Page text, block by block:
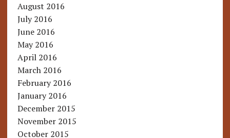
August 2016
July 2016
June 2016
May 2016
April 2016
March 2016
February 2016
January 2016
December 2015
November 2015
October 2015